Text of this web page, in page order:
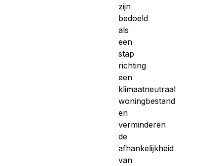
zijn
bedoeld
als
een
stap
richting
een
klimaatneutraal
woningbestand
en
verminderen
de
afhankelijkheid
van